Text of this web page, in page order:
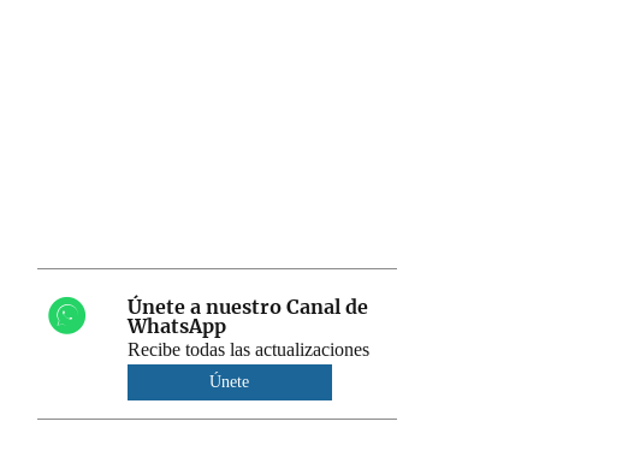
Únete a nuestro Canal de
WhatsApp
Recibe todas las actualizaciones
Únete